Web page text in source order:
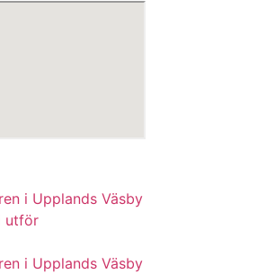
i Upplands Väsby
utför
i Upplands Väsby